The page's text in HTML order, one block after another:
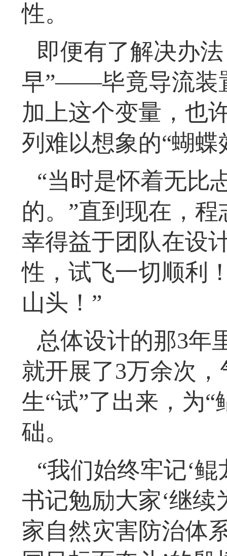
性。
即便有了解决办
早”——毕竟导流装
加上这个变量，也
列难以想象的“蝴蝶
“当时是怀着无比
的。”直到现在，
幸得益于团队在设
性，试飞一切顺利
山头！”
总体设计的那3年
就开展了3万余次
生“试”了出来，为
础。
“我们始终牢记‘
书记勉励大家‘继
家自然灾害防治体